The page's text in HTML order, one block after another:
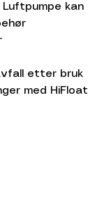
Luftpumpe kan
etter bruk
med HiFloat